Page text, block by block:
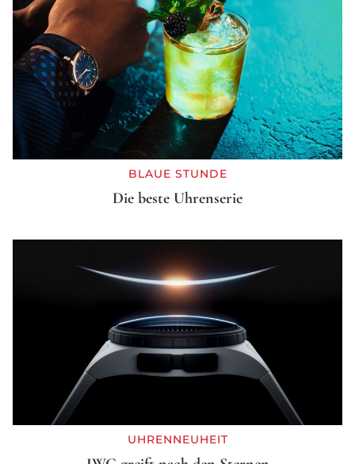
BLAUE STUNDE
Die beste Uhrenserie
UHRENNEUHEIT